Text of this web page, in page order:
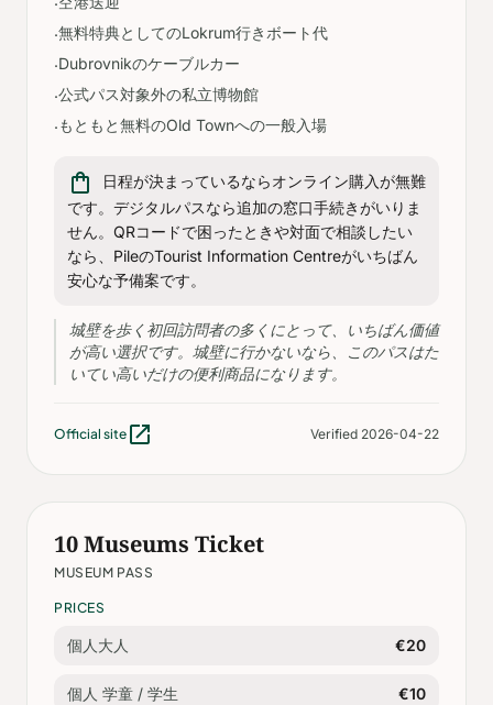
·
·無料特典としてのLokrum行きボート代
·Dubrovnikのケーブルカー
·公式パス対象外の私立博物館
·もともと無料のOld Townへの一般入場
shopping_bag
日程が決まっているならオンライン購入が無難
です。デジタルパスなら追加の窓口手続きがいりま
せん。QRコードで困ったときや対面で相談したい
なら、PileのTourist Information Centreがいちばん
安心な予備案です。
城壁を歩く初回訪問者の多くにとって、いちばん価値
が高い選択です。城壁に行かないなら、このパスはた
いてい高いだけの便利商品になります。
Official site open_in_new Verified 2026-04-22
10 Museums Ticket
MUSEUM PASS
PRICES
個人大人 €20
個人 学童 / 学生 €10